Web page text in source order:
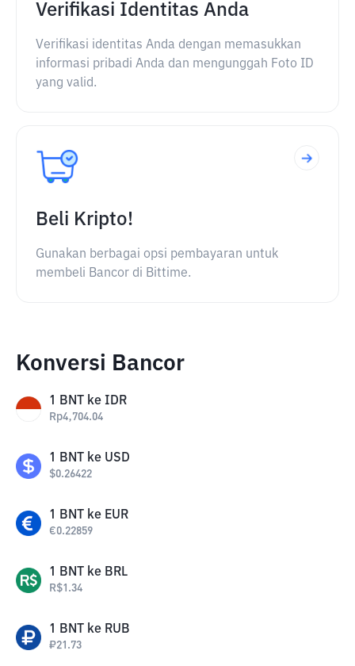
Verifikasi Identitas Anda
Verifikasi identitas Anda dengan memasukkan
informasi pribadi Anda dan mengunggah Foto ID
yang valid.
Beli Kripto!
Gunakan berbagai opsi pembayaran untuk
membeli Bancor di Bittime.
Konversi Bancor
1 BNT ke IDR
Rp4,704.04
1 BNT ke USD
$0.26422
1 BNT ke EUR
€0.22859
1 BNT ke BRL
R$1.34
1 BNT ke RUB
₽21.73